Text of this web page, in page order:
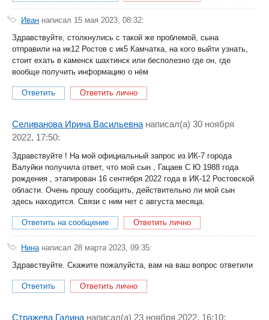
Иван написал 15 мая 2023, 08:32:
Здравствуйте, столкнулись с такой же проблемой, сына
отправили на ик12 Ростов с ик5 Камчатка, на кого выйти узнать,
стоит ехать в каменск шахтинск или бесполезно где он, где
вообще получить информацию о нëм
Ответить Ответить лично
Селиванова Ирина Васильевна написал(a) 30 ноября
2022, 17:50:
Здравствуйте ! На мой официальный запрос из ИК-7 города
Валуйки получила ответ, что мой сын , Гацаев С Ю 1988 года
рождения , этапирован 16 сентября 2022 года в ИК-12 Ростовской
области. Очень прошу сообщить, действительно ли мой сын
здесь находится. Связи с ним нет с августа месяца.
Ответить на сообщение Ответить лично
Нина написал 28 марта 2023, 09:35:
Здравствуйте. Скажите пожалуйста, вам на ваш вопрос ответили
Ответить Ответить лично
Стражева Галина написал(a) 23 ноября 2022, 16:10: